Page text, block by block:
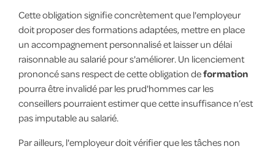
Cette obligation signifie concrètement que l'employeur
doit proposer des formations adaptées, mettre en place
un accompagnement personnalisé et laisser un délai
raisonnable au salarié pour s'améliorer. Un licenciement
prononcé sans respect de cette obligation deformation
pourra être invalidé par les prud'hommes car les
conseillers pourraient estimer que cette insuffisance n’est
pas imputable au salarié.
Par ailleurs, l'employeur doit vérifier que les tâches non